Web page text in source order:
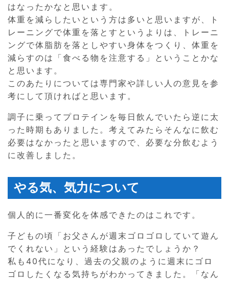
はなったかなと思います。
体重を減らしたいという方は多いと思いますが、ト
レーニングで体重を落とすというよりは、トレーニ
ングで体脂肪を落としやすい身体をつくり、体重を
減らすのは「食べる物を注意する」ということかな
と思います。
このあたりについては専門家や詳しい人の意見を参
考にして頂ければと思います。
調子に乗ってプロテインを毎日飲んでいたら逆に太
った時期もありました。考えてみたらそんなに飲む
必要はなかったと思いますので、必要な分飲むよう
に改善しました。
やる気、気力について
個人的に一番変化を体感できたのはこれです。
子どもの頃「お父さんが週末ゴロゴロしていて遊ん
でくれない」という経験はあったでしょうか？
私も40代になり、過去の父親のように週末にゴロ
ゴロしたくなる気持ちがわかってきました。「なん